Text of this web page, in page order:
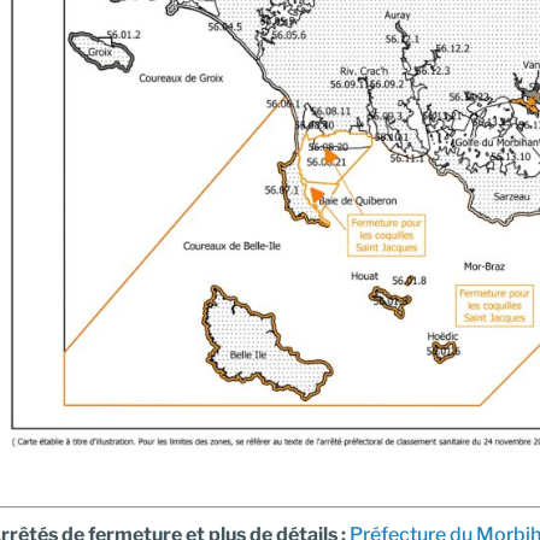
de fermeture et plus de détails: Préfecture du